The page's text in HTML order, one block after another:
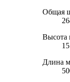
Общая
Высота
Длина